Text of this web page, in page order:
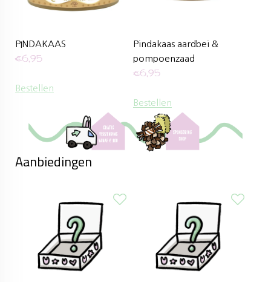
PINDAKAAS
€6,95
Bestellen
Pindakaas aardbei &
pompoenzaad
€6,95
Bestellen
Aanbiedingen